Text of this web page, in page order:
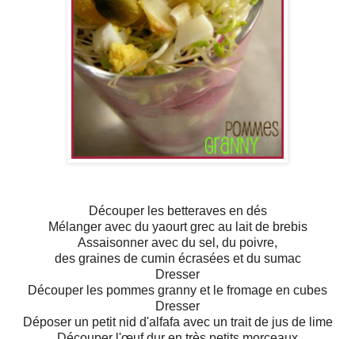
Découper les betteraves en dés
Mélanger avec du yaourt grec au lait de brebis
Assaisonner avec du sel, du poivre,
des graines de cumin écrasées et du sumac
Dresser
Découper les pommes granny et le fromage en cubes
Dresser
Déposer un petit nid d'alfafa avec un trait de jus de lime